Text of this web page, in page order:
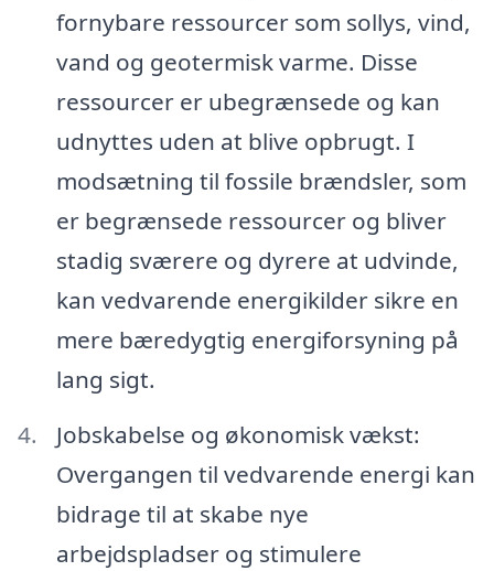
fornybare ressourcer som sollys, vind,
vand og geotermisk varme. Disse
ressourcer er ubegrænsede og kan
udnyttes uden at blive opbrugt. I
modsætning til fossile brændsler, som
er begrænsede ressourcer og bliver
stadig sværere og dyrere at udvinde,
kan vedvarende energikilder sikre en
mere bæredygtig energiforsyning på
lang sigt.
Jobskabelse og økonomisk vækst:
Overgangen til vedvarende energi kan
bidrage til at skabe nye
arbejdspladser og stimulere